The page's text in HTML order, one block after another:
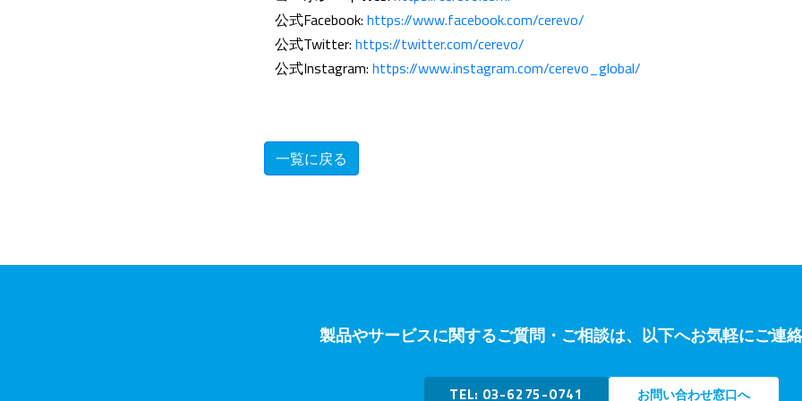
公式Facebook: https://www.facebook.com/cerevo/
公式Twitter: https://twitter.com/cerevo/
公式Instagram: https://www.instagram.com/cerevo_global/
一覧に戻る
製品やサービスに関するご質問・ご相談は、以下へお気軽にご連絡
TEL: 03-6275-0741 お問い合わせ窓口へ